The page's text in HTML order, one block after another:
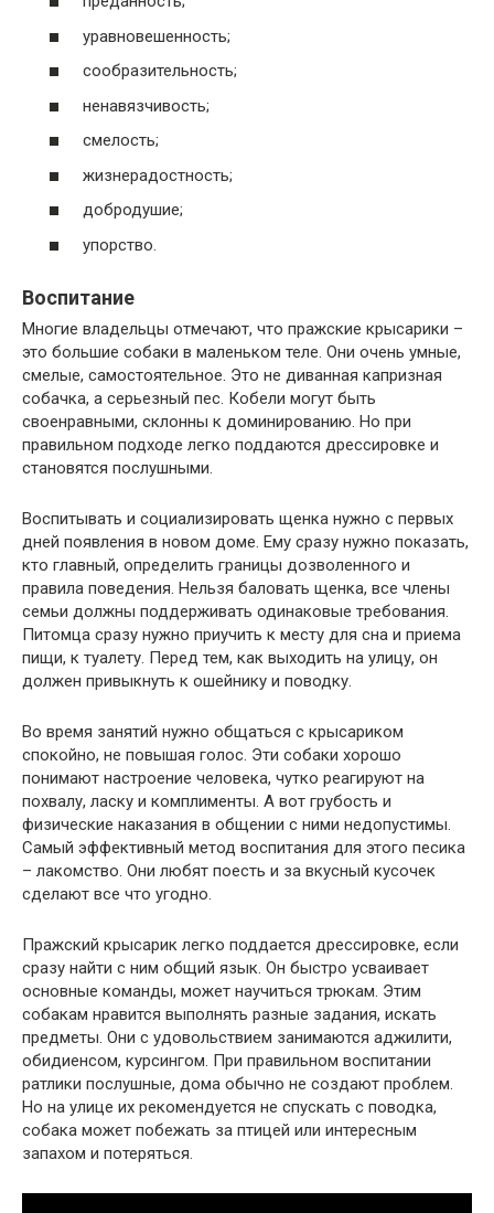
уравновешенность;
сообразительность;
ненавязчивость;
смелость;
жизнерадостность;
добродушие;
упорство.
Воспитание
Многие владельцы отмечают, что пражские крысарики –
это большие собаки в маленьком теле. Они очень умные,
смелые, самостоятельное. Это не диванная капризная
собачка, а серьезный пес. Кобели могут быть
своенравными, склонны к доминированию. Но при
правильном подходе легко поддаются дрессировке и
становятся послушными.
Воспитывать и социализировать щенка нужно с первых
дней появления в новом доме. Ему сразу нужно показать,
кто главный, определить границы дозволенного и
правила поведения. Нельзя баловать щенка, все члены
семьи должны поддерживать одинаковые требования.
Питомца сразу нужно приучить к месту для сна и приема
пищи, к туалету. Перед тем, как выходить на улицу, он
должен привыкнуть к ошейнику и поводку.
Во время занятий нужно общаться с крысариком
спокойно, не повышая голос. Эти собаки хорошо
понимают настроение человека, чутко реагируют на
похвалу, ласку и комплименты. А вот грубость и
физические наказания в общении с ними недопустимы.
Самый эффективный метод воспитания для этого песика
– лакомство. Они любят поесть и за вкусный кусочек
сделают все что угодно.
Пражский крысарик легко поддается дрессировке, если
сразу найти с ним общий язык. Он быстро усваивает
основные команды, может научиться трюкам. Этим
собакам нравится выполнять разные задания, искать
предметы. Они с удовольствием занимаются аджилити,
обидиенсом, курсингом. При правильном воспитании
ратлики послушные, дома обычно не создают проблем.
Но на улице их рекомендуется не спускать с поводка,
собака может побежать за птицей или интересным
запахом и потеряться.